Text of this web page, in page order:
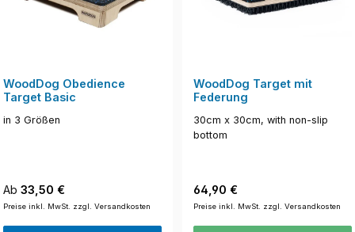
WoodDog Obedience
Target Basic
in 3 Größen
Regulärer Preis:
Ab 33,50 €
Preise inkl. MwSt. zzgl. Versandkosten
WoodDog Target mit
Federung
30cm x 30cm, with non-slip
bottom
Regulärer Preis:
64,90 €
Preise inkl. MwSt. zzgl. Versandkosten